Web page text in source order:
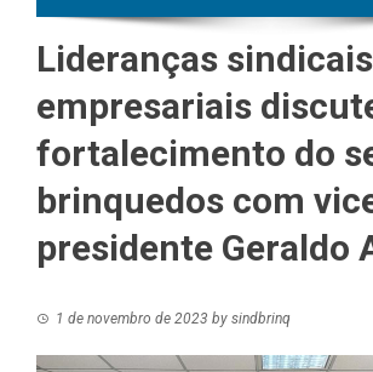
Lideranças
empresariais
fortalecimento do
brinquedos com
presidente Geraldo
1 de novembro de 2023 by sindbrinq